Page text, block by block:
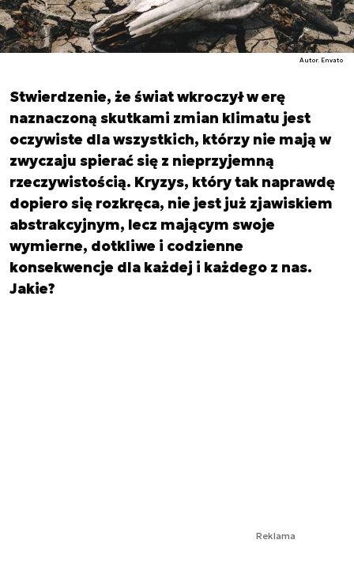
Autor. Envato
Stwierdzenie, że świat wkroczył w erę
naznaczoną skutkami zmian klimatu jest
oczywiste dla wszystkich, którzy nie mają w
zwyczaju spierać się z nieprzyjemną
rzeczywistością. Kryzys, który tak naprawdę
dopiero się rozkręca, nie jest już zjawiskiem
abstrakcyjnym, lecz mającym swoje
wymierne, dotkliwe i codzienne
konsekwencje dla każdej i każdego z nas.
Jakie?
Reklama